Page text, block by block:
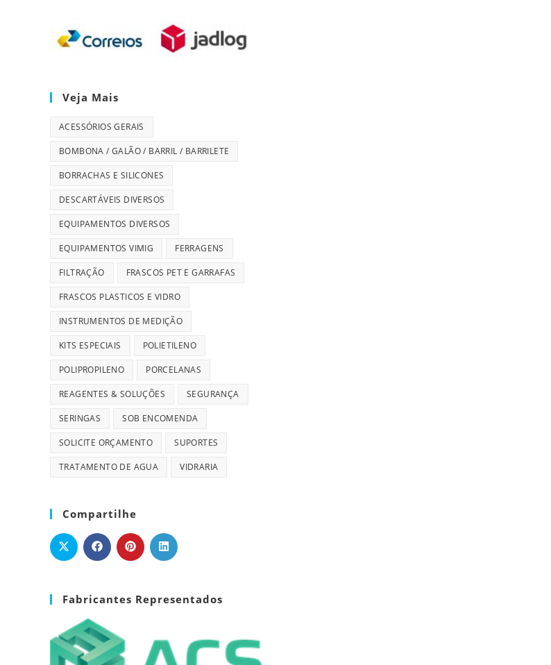
Veja Mais
ACESSÓRIOS GERAIS
BOMBONA / GALÃO / BARRIL / BARRILETE
BORRACHAS E SILICONES
DESCARTÁVEIS DIVERSOS
EQUIPAMENTOS DIVERSOS
EQUIPAMENTOS VIMIG FERRAGENS
FILTRAÇÃO FRASCOS PET E GARRAFAS
FRASCOS PLASTICOS E VIDRO
INSTRUMENTOS DE MEDIÇÃO
KITS ESPECIAIS POLIETILENO
POLIPROPILENO PORCELANAS
REAGENTES & SOLUÇÕES SEGURANÇA
SERINGAS SOB ENCOMENDA
SOLICITE ORÇAMENTO SUPORTES
TRATAMENTO DE AGUA VIDRARIA
Compartilhe
Fabricantes Representados